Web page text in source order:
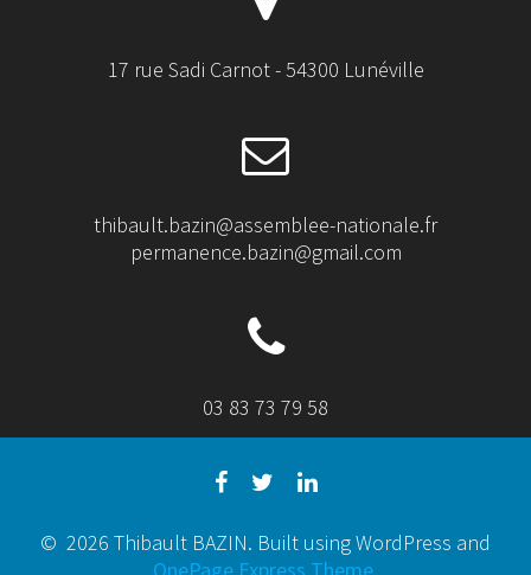
17 rue Sadi Carnot - 54300 Lunéville
thibault.bazin@assemblee-nationale.fr
permanence.bazin@gmail.com
03 83 73 79 58
© 2026 Thibault BAZIN. Built using WordPress and